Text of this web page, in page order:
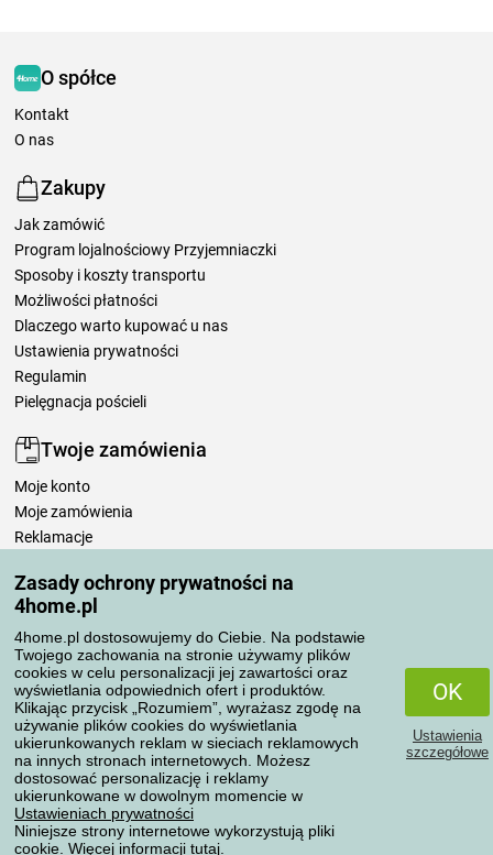
Zasady ochrony prywatności na
4home.pl
4home.pl dostosowujemy do Ciebie. Na podstawie
Twojego zachowania na stronie używamy plików
cookies w celu personalizacji jej zawartości oraz
wyświetlania odpowiednich ofert i produktów.
Klikając przycisk „Rozumiem”, wyrażasz zgodę na
używanie plików cookies do wyświetlania
ukierunkowanych reklam w sieciach reklamowych
na innych stronach internetowych. Możesz
dostosować personalizację i reklamy
ukierunkowane w dowolnym momencie w
Ustawieniach prywatności
Niniejsze strony internetowe wykorzystują pliki
cookie. Więcej informacji tutaj
OK
Ustawienia
szczegółowe
O spółce
Kontakt
O nas
Zakupy
Jak zamówić
Program lojalnościowy Przyjemniaczki
Sposoby i koszty transportu
Możliwości płatności
Dlaczego warto kupować u nas
Ustawienia prywatności
Regulamin
Pielęgnacja pościeli
Twoje zamówienia
Moje konto
Moje zamówienia
Reklamacje
Zasady przetwarzania recenzji
Sposoby transportu
Metody płatności
Niezawodny sklep